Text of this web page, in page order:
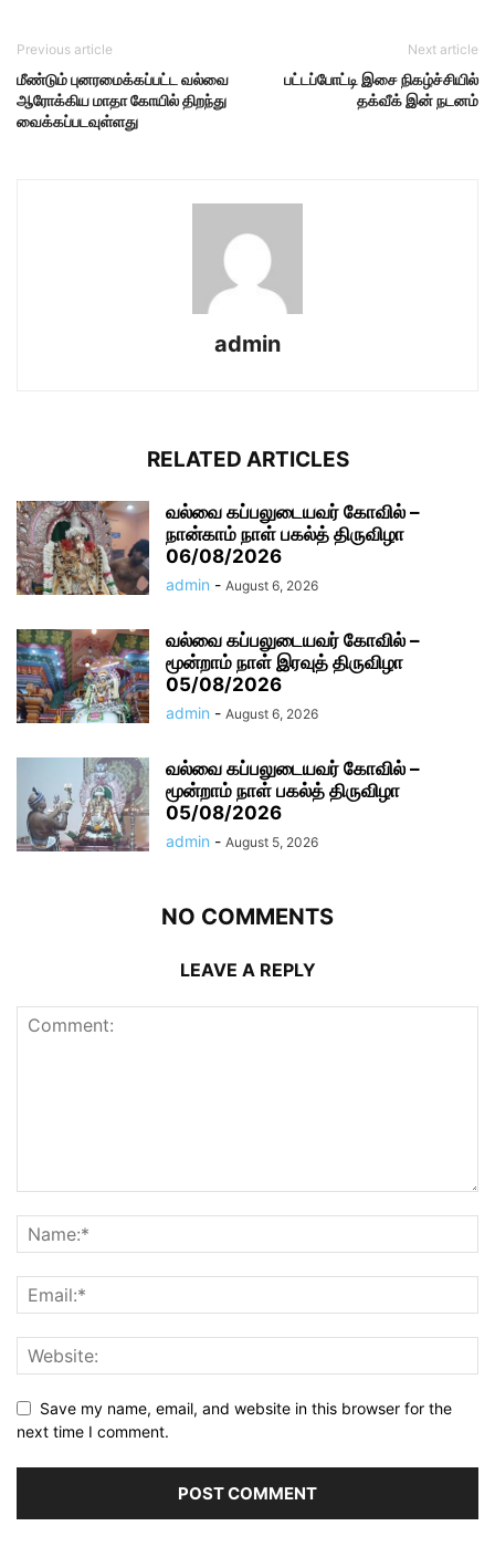
Previous article
மீண்டும் புனரமைக்கப்பட்ட வல்வை
ஆரோக்கிய மாதா கோயில் திறந்து
வைக்கப்படவுள்ளது
Next article
பட்டப்போட்டி இசை நிகழ்ச்சியில்
தக்வீக் இன் நடனம்
admin
RELATED ARTICLES
வல்வை கப்பலுடையவர் கோவில் –
நான்காம் நாள் பகல்த் திருவிழா
06/08/2026
admin - August 6, 2026
வல்வை கப்பலுடையவர் கோவில் –
மூன்றாம் நாள் இரவுத் திருவிழா
05/08/2026
admin - August 6, 2026
வல்வை கப்பலுடையவர் கோவில் –
மூன்றாம் நாள் பகல்த் திருவிழா
05/08/2026
admin - August 5, 2026
NO COMMENTS
LEAVE A REPLY
Save my name, email, and website in this browser for the
next time I comment.